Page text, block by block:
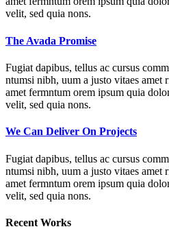
velit, sed quia nons.
The Avada Promise
Fugiat dapibus, tellus ac cursus
ntumsi nibh, uum a justo vitaes amet
amet fermntum orem ipsum quia
velit, sed quia nons.
We Can Deliver On Projects
Fugiat dapibus, tellus ac cursus
ntumsi nibh, uum a justo vitaes amet
amet fermntum orem ipsum quia
velit, sed quia nons.
Recent Works